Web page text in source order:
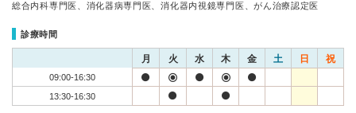
総合内科専門医、消化器病専門医、消化器内視鏡専門医、がん治療認定医
診療時間
月 火 水 木 金 土 日 祝
09:00-16:30
13:30-16:30